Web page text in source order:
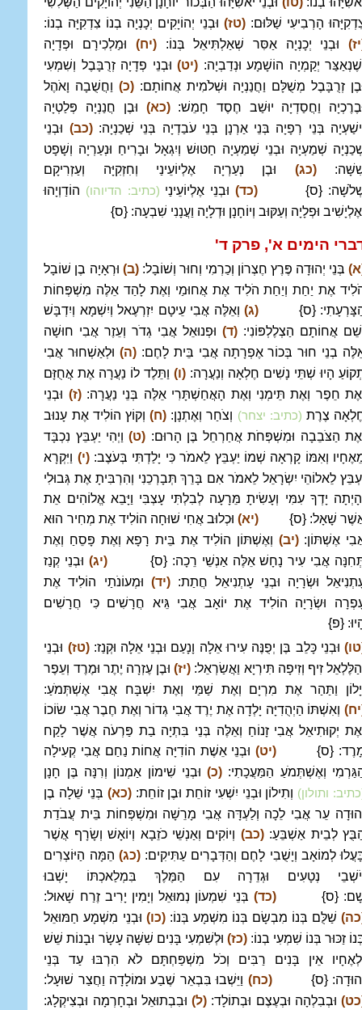
הָרְבִיעִי שַׁלּוּם: (טז) וּבְנֵי יְהוֹיָקִים יְכָנְיָה בְנוֹ צִדְקִיָּה בְנוֹ:
וּבְנֵי יְכָנְיָה אַסִּר שְׁאַלְתִּיאֵל בְּנוֹ:(יח)
וּמַלְכִירָם וּפְדָיָה
יְקַמְיָה הוֹשָׁמָע וּנְדַבְיָה: (יט) וּבְנֵי פְדָיָה זְרֻבָּבֶל וְשִׁמְעִי
זְרֻבָּבֶל מְשֻׁלָּם וַחֲנַנְיָה וּשְׁלֹמִית אֲחוֹתָם: (כ) וַחֲשֻׁבָה וָאֹהֶל
וַחֲסַדְיָה יוּשַׁב חֶסֶד חָמֵשׁ:(כא)
וּבֶן חֲנַנְיָה פְּלַטְיָה
בְּנֵי רְפָיָה בְּנֵי אַרְנָן בְּנֵי עֹבַדְיָה בְּנֵי שְׁכַנְיָה:(כב) וּבְנֵי
שְׁמַעְיָה וּבְנֵי שְׁמַעְיָה חַטּוּשׁ וְיִגְאָל וּבָרִיחַ וּנְעַרְיָה וְשָׁפָט
(כג)
וּבֶן נְעַרְיָה אֶלְיוֹעֵינַי וְחִזְקִיָּה וְעַזְרִיקָם
{ס}(כד) וּבְנֵי אֶלְיוֹעֵינַי (כתיב: הדיוהו) הוֹדַוְיָהוּ
וּפְלָיָה וְעַקּוּב וְיוֹחָנָן וּדְלָיָה וַעֲנָנִי שִׁבְעָה: {ס}
הימים א', פרק ד'
בְּנֵי יְהוּדָה פֶּרֶץ חֶצְרוֹן וְכַרְמִי וְחוּר וְשׁוֹבָל:(ב) וּרְאָיָה בֶן שׁוֹבָל
אֶת יַחַת וְיַחַת הֹלִיד אֶת אֲחוּמַי וְאֶת לָהַד אֵלֶּה מִשְׁפְּחוֹת
{ס} (ג) וְאֵלֶּה אֲבִי עֵיטָם יִזְרְעֶאל וְיִשְׁמָא וְיִדְבָּשׁ
אֲחוֹתָם הַצְלֶלְפּוֹנִי: (ד) וּפְנוּאֵל אֲבִי גְדֹר וְעֵזֶר אֲבִי חוּשָׁה
בְנֵי חוּר בְּכוֹר אֶפְרָתָה אֲבִי בֵּית לָחֶם: (ה) וּלְאַשְׁחוּר אֲבִי
הָיוּ שְׁתֵּי נָשִׁים חֶלְאָה וְנַעֲרָה: (ו) וַתֵּלֶד לוֹ נַעֲרָה אֶת אֲחֻזָּם
חֵפֶר וְאֶת תֵּימְנִי וְאֶת הָאֲחַשְׁתָּרִי אֵלֶּה בְּנֵי נַעֲרָה:(ז) וּבְנֵי
צֶרֶת (כתיב: יצחר) וְצֹחַר וְאֶתְנָן: (ח) וְקוֹץ הוֹלִיד אֶת עָנוּב
הַצֹּבֵבָה וּמִשְׁפְּחֹת אֲחַרְחֵל בֶּן הָרוּם: (ט) וַיְהִי יַעְבֵּץ נִכְבָּד
וְאִמּוֹ קָרְאָה שְׁמוֹ יַעְבֵּץ לֵאמֹר כִּי יָלַדְתִּי בְּעֹצֶב:(י) וַיִּקְרָא
לֵאלוֹהֵי יִשְׂרָאֵל לֵאמֹר אִם בָּרֵךְ תְּבָרְכֵנִי וְהִרְבִּיתָ אֶת גְּבוּלִי
יָדְךָ עִמִּי וְעָשִׂיתָ מֵּרָעָה לְבִלְתִּי עָצְבִּי וַיָּבֵא אֱלוֹהִים אֵת
שָׁאָל: {ס} (יא) וּכְלוּב אֲחִי שׁוּחָה הוֹלִיד אֶת מְחִיר הוּא
אֶשְׁתּוֹן:(יב) וְאֶשְׁתּוֹן הוֹלִיד אֶת בֵּית רָפָא וְאֶת פָּסֵחַ וְאֶת
אֲבִי עִיר נָחָשׁ אֵלֶּה אַנְשֵׁי רֵכָה: {ס} (יג) וּבְנֵי קְנַז
וּשְׂרָיָה וּבְנֵי עָתְנִיאֵל חֲתַת:(יד) וּמְעוֹנֹתַי הוֹלִיד אֶת
וּשְׂרָיָה הוֹלִיד אֶת יוֹאָב אֲבִי גֵּיא חֲרָשִׁים כִּי חֲרָשִׁים
{פ}
וּבְנֵי כָּלֵב בֶּן יְפֻנֶּה עִירוּ אֵלָה וָנָעַם וּבְנֵי אֵלָה וּקְנַז:(טז) וּבְנֵי
זִיף וְזִיפָה תִּירְיָא וַאֲשַׂרְאֵל: (יז) וּבֶן עֶזְרָה יֶתֶר וּמֶרֶד וְעֵפֶר
וַתַּהַר אֶת מִרְיָם וְאֶת שַׁמַּי וְאֶת יִשְׁבָּח אֲבִי אֶשְׁתְּמֹעַ:
וְאִשְׁתּוֹ הַיְהֻדִיָּה יָלְדָה אֶת יֶרֶד אֲבִי גְדוֹר וְאֶת חֶבֶר אֲבִי שׂוֹכוֹ
יְקוּתִיאֵל אֲבִי זָנוֹחַ וְאֵלֶּה בְּנֵי בִּתְיָה בַת פַּרְעֹה אֲשֶׁר לָקַח
{ס}(יט) וּבְנֵי אֵשֶׁת הוֹדִיָּה אֲחוֹת נַחַם אֲבִי קְעִילָה
וְאֶשְׁתְּמֹעַ הַמַּעֲכָתִי: (כ) וּבְנֵי שִׁימוֹן אַמְנוֹן וְרִנָּה בֶּן חָנָן
ותולון) וְתִילוֹן וּבְנֵי יִשְׁעִי זוֹחֵת וּבֶן זוֹחֵת:(כא) בְּנֵי שֵׁלָה בֶן
עֵר אֲבִי לֵכָה וְלַעְדָּה אֲבִי מָרֵשָׁה וּמִשְׁפְּחוֹת בֵּית עֲבֹדַת
לְבֵית אַשְׁבֵּעַ:(כב) וְיוֹקִים וְאַנְשֵׁי כֹזֵבָא וְיוֹאָשׁ וְשָׂרָף אֲשֶׁר
לְמוֹאָב וְיָשֻׁבִי לָחֶם וְהַדְּבָרִים עַתִּיקִים:(כג) הֵמָּה הַיּוֹצְרִים
נְטָעִים וּגְדֵרָה עִם הַמֶּלֶךְ בִּמְלַאכְתּוֹ יָשְׁבוּ
{ס}(כד) בְּנֵי שִׁמְעוֹן נְמוּאֵל וְיָמִין יָרִיב זֶרַח שָׁאוּל:
שַׁלֻּם בְּנוֹ מִבְשָׂם בְּנוֹ מִשְׁמָע בְּנוֹ:(כו) וּבְנֵי מִשְׁמָע חַמּוּאֵל
זַכּוּר בְּנוֹ שִׁמְעִי בְנוֹ:(כז) וּלְשִׁמְעִי בָּנִים שִׁשָּׁה עָשָׂר וּבָנוֹת שֵׁשׁ
אֵין בָּנִים רַבִּים וְכֹל מִשְׁפַּחְתָּם לֹא הִרְבּוּ עַד בְּנֵי
{ס}(כח) וַיֵּשְׁבוּ בִּבְאֵר שֶׁבַע וּמוֹלָדָה וַחֲצַר שׁוּעָל:
וּבְבִלְהָה וּבְעֶצֶם וּבְתוֹלָד: (ל) וּבִבְתוּאֵל וּבְחָרְמָה וּבְצִיקְלָג: